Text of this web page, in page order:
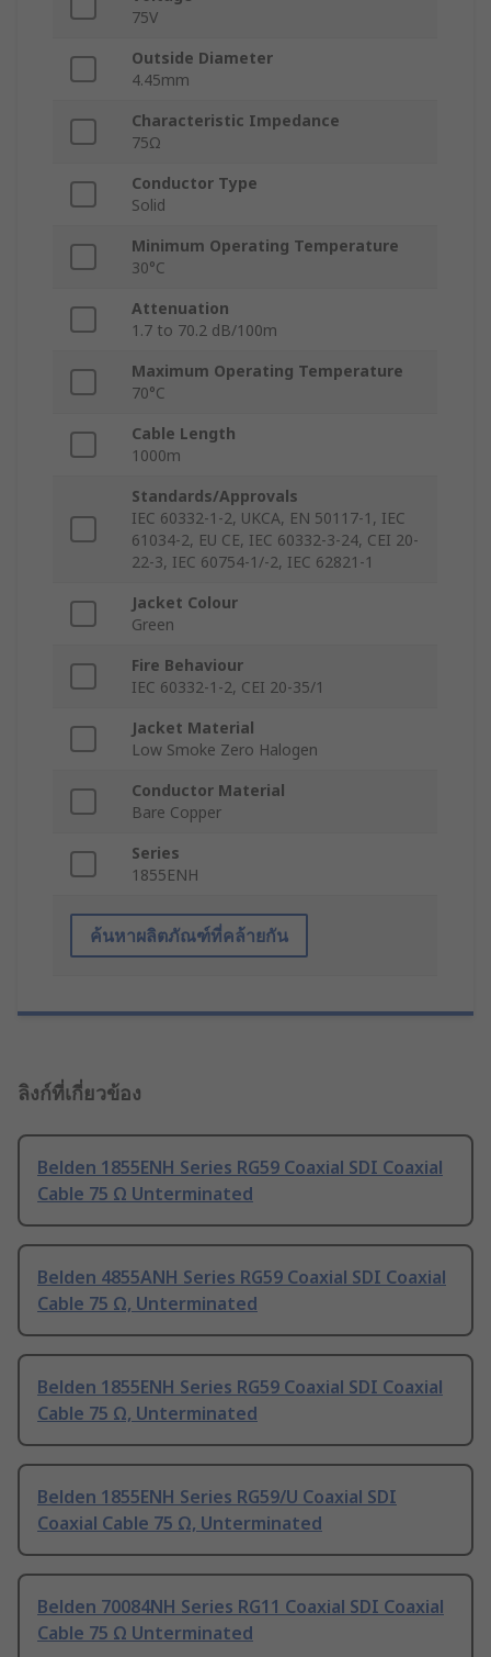
75V
Outside Diameter
4.45mm
Characteristic Impedance
75Ω
Conductor Type
Solid
Minimum Operating Temperature
30°C
Attenuation
1.7 to 70.2 dB/100m
Maximum Operating Temperature
70°C
Cable Length
1000m
Standards/Approvals
IEC 60332-1-2, UKCA, EN 50117-1, IEC
61034-2, EU CE, IEC 60332-3-24, CEI 20-
22-3, IEC 60754-1/-2, IEC 62821-1
Jacket Colour
Green
Fire Behaviour
IEC 60332-1-2, CEI 20-35/1
Jacket Material
Low Smoke Zero Halogen
Conductor Material
Bare Copper
Series
1855ENH
ค้นหาผลิตภัณฑ์ที่คล้ายกัน
ลิงก์ที่เกี่ยวข้อง
Belden 1855ENH Series RG59 Coaxial SDI Coaxial
Cable 75 Ω Unterminated
Belden 4855ANH Series RG59 Coaxial SDI Coaxial
Cable 75 Ω, Unterminated
Belden 1855ENH Series RG59 Coaxial SDI Coaxial
Cable 75 Ω, Unterminated
Belden 1855ENH Series RG59/U Coaxial SDI
Coaxial Cable 75 Ω, Unterminated
Belden 70084NH Series RG11 Coaxial SDI Coaxial
Cable 75 Ω Unterminated